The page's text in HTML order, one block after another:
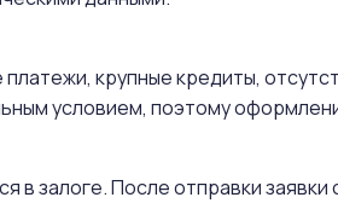
крупные кредиты,
условием, поэтому
залоге. После отправки заявки